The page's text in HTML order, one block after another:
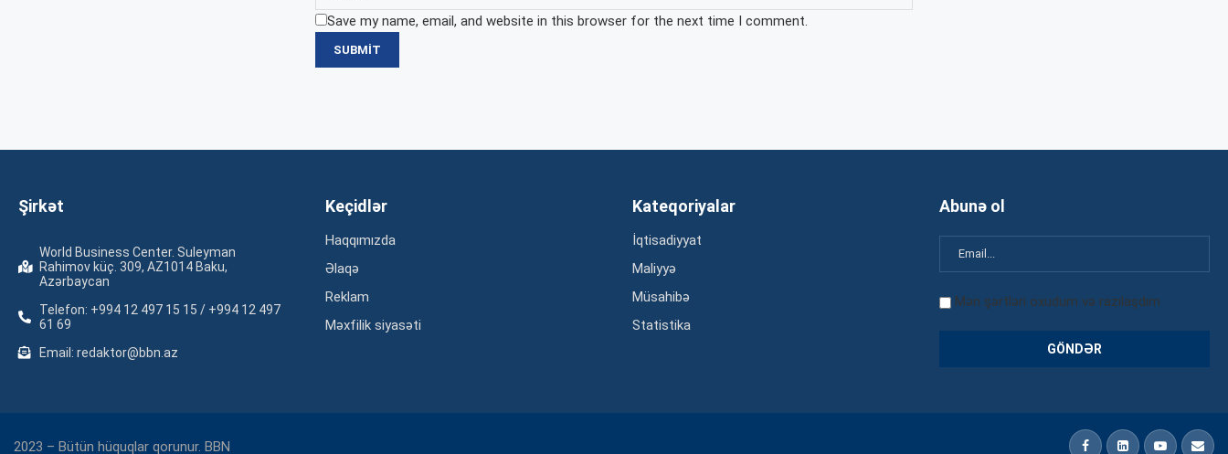
Save my name, email, and website in this browser for the next time I comment.
Şirkət
World Business Center. Suleyman
Rahimov küç. 309, AZ1014 Baku,
Azərbaycan
Telefon: +994 12 497 15 15 / +994 12 497
61 69
Email: redaktor@bbn.az
Keçidlər
Haqqımızda
Əlaqə
Reklam
Məxfilik siyasəti
Kateqoriyalar
İqtisadiyyat
Maliyyə
Müsahibə
Statistika
Abunə ol
Mən şərtləri oxudum və razılaşdım
2023 – Bütün hüquqlar qorunur. BBN